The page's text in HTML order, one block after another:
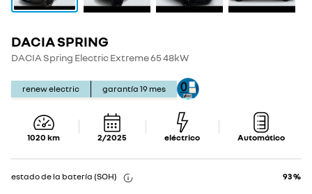
DACIA SPRING
DACIA Spring Electric Extreme 65 48kW
renew electric garantía 19 mes
1020 km 2/2025 eléctrico Automático
estado de la batería (SOH)
Show
93 %
Show